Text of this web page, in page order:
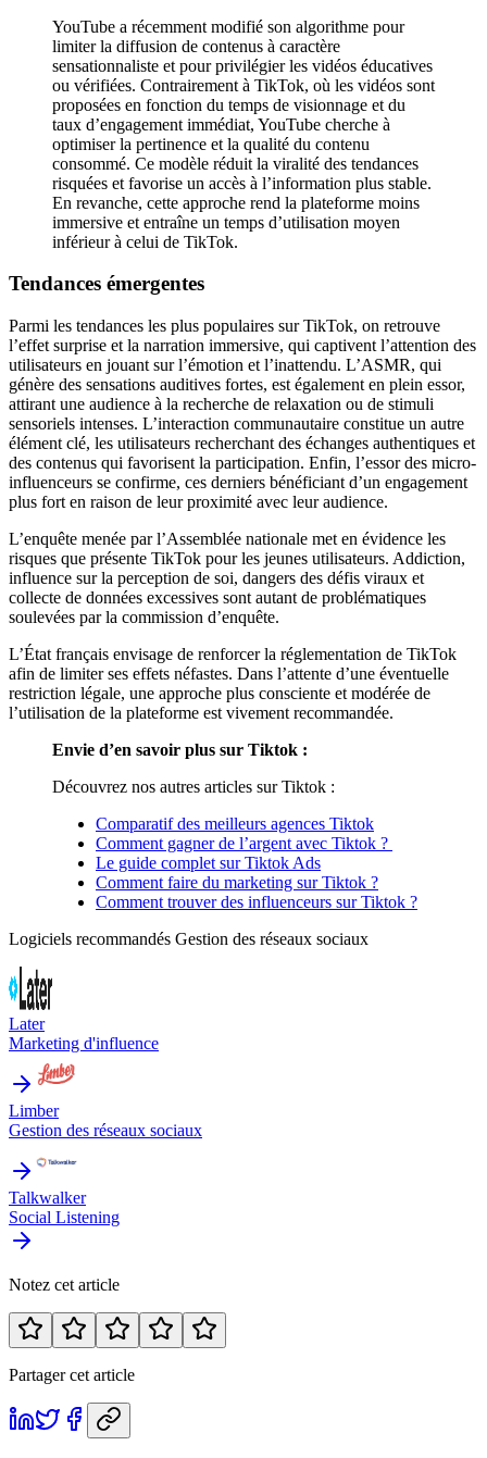
YouTube a récemment modifié son algorithme pour
limiter la diffusion de contenus à caractère
sensationnaliste et pour privilégier les vidéos éducatives
ou vérifiées. Contrairement à TikTok, où les vidéos sont
proposées en fonction du temps de visionnage et du
taux d’engagement immédiat, YouTube cherche à
optimiser la pertinence et la qualité du contenu
consommé. Ce modèle réduit la viralité des tendances
risquées et favorise un accès à l’information plus stable.
En revanche, cette approche rend la plateforme moins
immersive et entraîne un temps d’utilisation moyen
inférieur à celui de TikTok.
Tendances émergentes
Parmi les tendances les plus populaires sur TikTok, on retrouve
l’effet surprise et la narration immersive, qui captivent l’attention des
utilisateurs en jouant sur l’émotion et l’inattendu. L’ASMR, qui
génère des sensations auditives fortes, est également en plein essor,
attirant une audience à la recherche de relaxation ou de stimuli
sensoriels intenses. L’interaction communautaire constitue un autre
élément clé, les utilisateurs recherchant des échanges authentiques et
des contenus qui favorisent la participation. Enfin, l’essor des micro-
influenceurs se confirme, ces derniers bénéficiant d’un engagement
plus fort en raison de leur proximité avec leur audience.
L’enquête menée par l’Assemblée nationale met en évidence les
risques que présente TikTok pour les jeunes utilisateurs. Addiction,
influence sur la perception de soi, dangers des défis viraux et
collecte de données excessives sont autant de problématiques
soulevées par la commission d’enquête.
L’État français envisage de renforcer la réglementation de TikTok
afin de limiter ses effets néfastes. Dans l’attente d’une éventuelle
restriction légale, une approche plus consciente et modérée de
l’utilisation de la plateforme est vivement recommandée.
Envie d’en savoir plus sur Tiktok :
Découvrez nos autres articles sur Tiktok :
Comparatif des meilleurs agences Tiktok
Comment gagner de l’argent avec Tiktok ?
Le guide complet sur Tiktok Ads
Comment faire du marketing sur Tiktok ?
Comment trouver des influenceurs sur Tiktok ?
Logiciels recommandés Gestion des réseaux sociaux
Later
Marketing d'influence
Limber
Gestion des réseaux sociaux
Talkwalker
Social Listening
Notez cet article
Partager cet article